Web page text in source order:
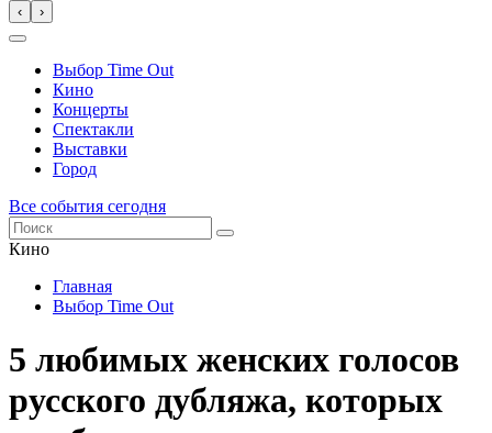
‹ ›
Выбор Time Out
Кино
Концерты
Спектакли
Выставки
Город
Все события сегодня
Кино
Главная
Выбор Time Out
5 любимых женских голосов
русского дубляжа, которых